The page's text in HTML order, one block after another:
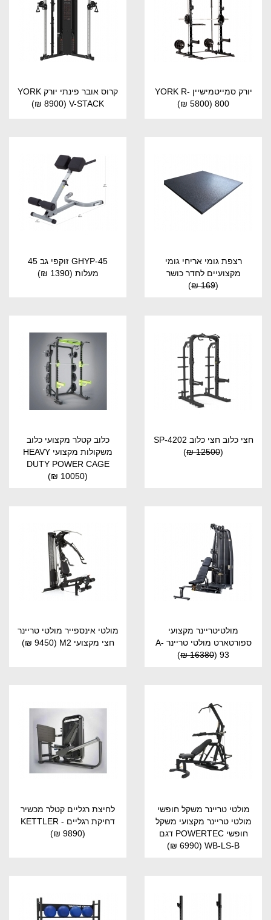
יורק סמייטמישיין YORK R-
800
(5800 ₪)
קרוס אובר פינתי יורק YORK
V-STACK
(8900 ₪)
רצפת גומי אריחי גומי
מקצועיים לחדר כושר
(
169 ₪
)
GHYP-45 זוקפי גב 45
מעלות (1390 ₪)
חצי כלוב חצי כלוב SP-4202
(
12500 ₪
)
כלוב קטלר מקצועי כלוב
משקולות מקצועי HEAVY
DUTY POWER CAGE
(10050 ₪)
מולטיטריינר מקצועי
ספורטארט מולטי טריינר A-
93
(
16380 ₪
)
מולטי אינספייר מולטי טריינר
חצי מקצועי M2
(9450 ₪)
מולטי טריינר משקל חופשי
מולטי טריינר מקצועי משקל
חופשי POWERTEC דגם
WB-LS-B
(6990 ₪)
לחיצת רגליים קטלר מכשיר
דחיקת רגליים - KETTLER
(9890 ₪)